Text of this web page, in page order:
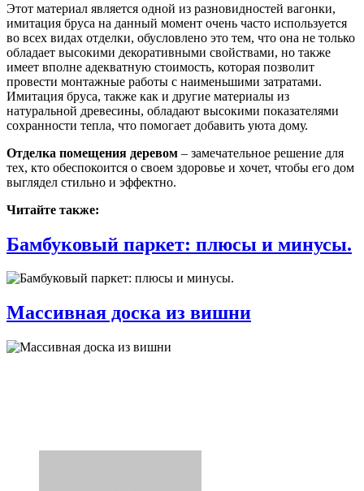
Этот материал является одной из разновидностей вагонки,
имитация бруса на данный момент очень часто используется
во всех видах отделки, обусловлено это тем, что она не только
обладает высокими декоративными свойствами, но также
имеет вполне адекватную стоимость, которая позволит
провести монтажные работы с наименьшими затратами.
Имитация бруса, также как и другие материалы из
натуральной древесины, обладают высокими показателями
сохранности тепла, что помогает добавить уюта дому.
Отделка помещения деревом – замечательное решение для
тех, кто обеспокоится о своем здоровье и хочет, чтобы его дом
выглядел стильно и эффектно.
Читайте также:
Бамбуковый паркет: плюсы и минусы.
Массивная доска из вишни